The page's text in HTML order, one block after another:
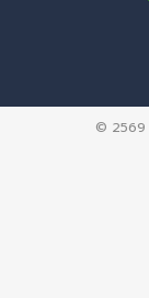
© 2569